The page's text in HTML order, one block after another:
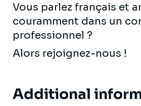
Vous parlez français et
couramment dans un
professionnel ?
Alors rejoignez-nous !
Additional